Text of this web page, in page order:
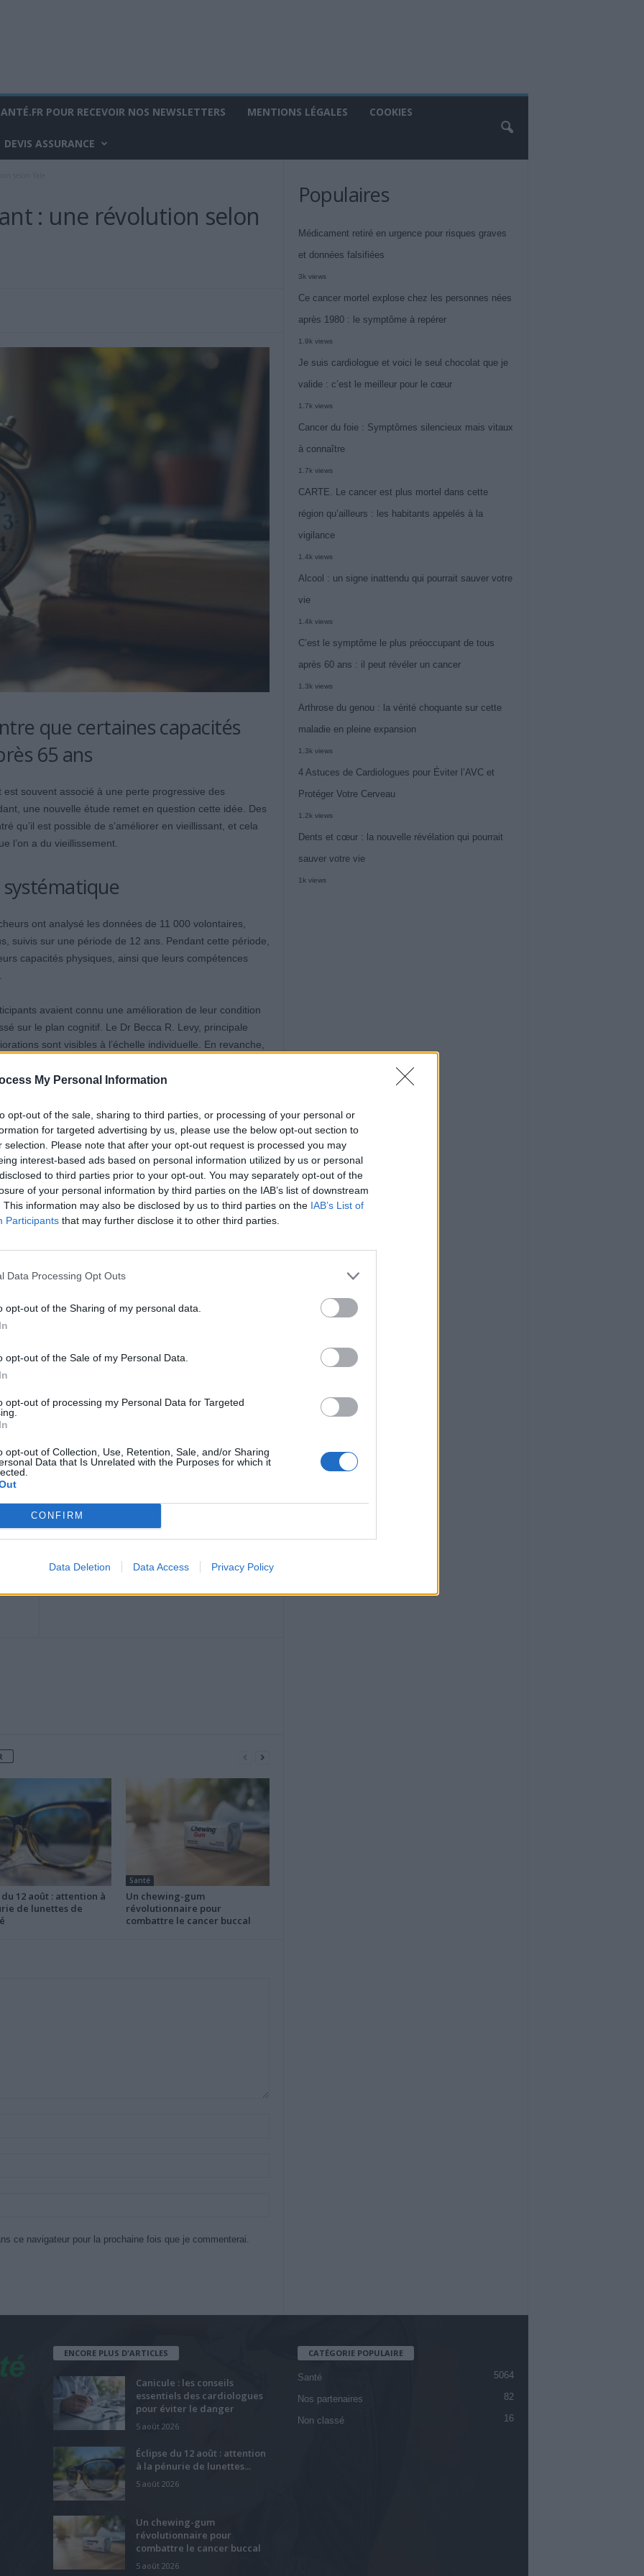
My Personal Information
opt-out of the sale, sharing to third parties, or processing of your personal or
for targeted advertising by us, please use the below opt-out section to
selection. Please note that after your opt-out request is processed you may
interest-based ads based on personal information utilized by us or personal
to third parties prior to your opt-out. You may separately opt-out of the
of your personal information by third parties on the IAB’s list of downstream
This information may also be disclosed by us to third parties on the IAB’s List of
Participants that may further disclose it to other third parties.
Data Processing Opt Outs
opt-out of the Sharing of my personal data.
opt-out of the Sale of my Personal Data.
opt-out of processing my Personal Data for Targeted
opt-out of Collection, Use, Retention, Sale, and/or Sharing
Data that Is Unrelated with the Purposes for which it
CONFIRM
Data Deletion Data Access Privacy Policy
POUR RECEVOIR NOS NEWSLETTERS MENTIONS LÉGALES COOKIES
DEVIS ASSURANCE
: une révolution selon
que certaines capacités
65 ans
est souvent associé à une perte progressive des
une nouvelle étude remet en question cette idée. Des
qu’il est possible de s’améliorer en vieillissant, et cela
l’on a du vieillissement.
systématique
ont analysé les données de 11 000 volontaires,
suivis sur une période de 12 ans. Pendant cette période,
capacités physiques, ainsi que leurs compétences
avaient connu une amélioration de leur condition
sur le plan cognitif. Le Dr Becca R. Levy, principale
sont visibles à l’échelle individuelle. En revanche,
un déclin global des capacités physiques et
du vieillissement
en vieillissant ? Selon les chercheurs
d’esprit. Les personnes âgées qui avaient une
de l’étude ont eu tendance à progresser davantage
est souvent associée à un déclin plus rapide
étude précédente du Dr Levy.
de regard sur le grand âge
de continuer à évoluer après 65 ans. Elle encourage
dès aujourd’hui sur leur perception du
contribuer à maintenir, voire à améliorer, ses
Attention danger : la vraie protection
du 12 août : attention à
de lunettes de
Santé
Un chewing-gum
révolutionnaire pour
combattre le cancer buccal
ce navigateur pour la prochaine fois que je commenterai.
Populaires
Médicament retiré en urgence pour risques graves
et données falsifiées
3k views
Ce cancer mortel explose chez les personnes nées
après 1980 : le symptôme à repérer
1.9k views
Je suis cardiologue et voici le seul chocolat que je
valide : c’est le meilleur pour le cœur
1.7k views
Cancer du foie : Symptômes silencieux mais vitaux
à connaître
1.7k views
CARTE. Le cancer est plus mortel dans cette
région qu’ailleurs : les habitants appelés à la
vigilance
1.4k views
Alcool : un signe inattendu qui pourrait sauver votre
vie
1.4k views
C’est le symptôme le plus préoccupant de tous
après 60 ans : il peut révéler un cancer
1.3k views
Arthrose du genou : la vérité choquante sur cette
maladie en pleine expansion
1.3k views
4 Astuces de Cardiologues pour Éviter l’AVC et
Protéger Votre Cerveau
1.2k views
Dents et cœur : la nouvelle révélation qui pourrait
sauver votre vie
1k views
ENCORE PLUS D'ARTICLES
Canicule : les conseils
essentiels des cardiologues
pour éviter le danger
5 août 2026
Éclipse du 12 août : attention
à la pénurie de lunettes...
5 août 2026
Un chewing-gum
révolutionnaire pour
combattre le cancer buccal
5 août 2026
CATÉGORIE POPULAIRE
Santé 5064
Nos partenaires 82
Non classé 16